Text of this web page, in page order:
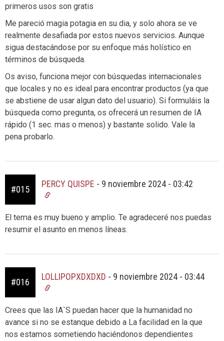
primeros usos son gratis
Me pareció magia potagia en su dia, y solo ahora se ve
realmente desafiada por estos nuevos servicios. Aunque
sigua destacándose por su enfoque más holístico en
términos de búsqueda.
Os aviso, funciona mejor con búsquedas internacionales
que locales y no es ideal para encontrar productos (ya que
se abstiene de usar algun dato del usuario). Si formuláis la
búsqueda como pregunta, os ofrecerá un resumen de IA
rápido (1 sec. mas o menos) y bastante solido. Vale la
pena probarlo.
#015
PERCY QUISPE - 9 noviembre 2024 - 03:42
El tema es muy bueno y amplio. Te agradeceré nos puedas
resumir el asunto en menos líneas.
#016
LOLLIPOPXDXDXD - 9 noviembre 2024 - 03:44
Crees que las IA`S puedan hacer que la humanidad no
avance si no se estanque debido a La facilidad en la que
nos estamos sometiendo haciéndonos dependientes